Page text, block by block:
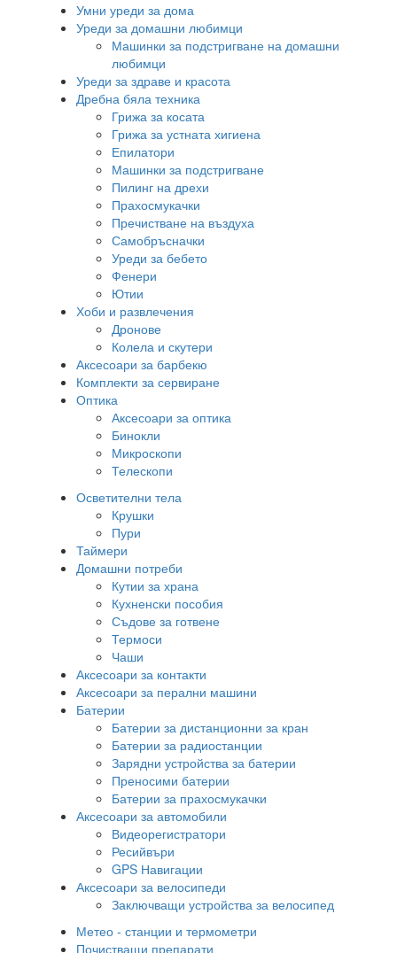
Умни уреди за дома
Уреди за домашни любимци
Машинки за подстригване на домашни
любимци
Уреди за здраве и красота
Дребна бяла техника
Грижа за косата
Грижа за устната хигиена
Епилатори
Машинки за подстригване
Пилинг на дрехи
Прахосмукачки
Пречистване на въздуха
Самобръсначки
Уреди за бебето
Фенери
Ютии
Хоби и развлечения
Дронове
Колела и скутери
Аксесоари за барбекю
Комплекти за сервиране
Оптика
Аксесоари за оптика
Бинокли
Микроскопи
Телескопи
Осветителни тела
Крушки
Пури
Таймери
Домашни потреби
Кутии за храна
Кухненски пособия
Съдове за готвене
Термоси
Чаши
Аксесоари за контакти
Аксесоари за перални машини
Батерии
Батерии за дистанционни за кран
Батерии за радиостанции
Зарядни устройства за батерии
Преносими батерии
Батерии за прахосмукачки
Аксесоари за автомобили
Видеорегистратори
Ресийвъри
GPS Навигации
Аксесоари за велосипеди
Заключващи устройства за велосипед
Метео - станции и термометри
Почистващи препарати